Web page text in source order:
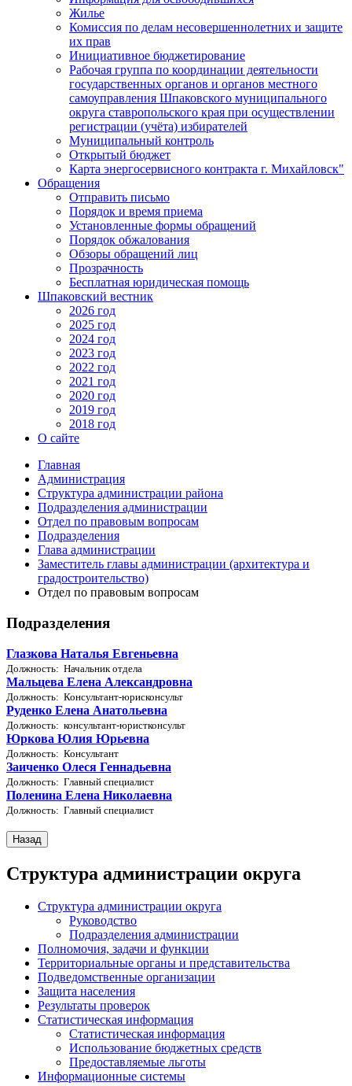
Жилье
Комиссия по делам несовершеннолетних и защите
их прав
Инициативное бюджетирование
Рабочая группа по координации деятельности
государственных органов и органов местного
самоуправления Шпаковского муниципального
округа ставропольского края при осуществлении
регистрации (учёта) избирателей
Муниципальный контроль
Открытый бюджет
Карта энергосервисного контракта г. Михайловск"
Обращения
Отправить письмо
Порядок и время приема
Установленные формы обращений
Порядок обжалования
Обзоры обращений лиц
Прозрачность
Бесплатная юридическая помощь
Шпаковский вестник
2026 год
2025 год
2024 год
2023 год
2022 год
2021 год
2020 год
2019 год
2018 год
О сайте
Главная
Администрация
Структура администрации района
Подразделения администрации
Отдел по правовым вопросам
Подразделения
Глава администрации
Заместитель главы администрации (архитектура и
градостроительство)
Отдел по правовым вопросам
Подразделения
Глазкова Наталья Евгеньевна
Должность: Начальник отдела
Мальцева Елена Александровна
Должность: Консультант-юрисконсульт
Руденко Елена Анатольевна
Должность: консультант-юристконсульт
Юркова Юлия Юрьевна
Должность: Консультант
Заиченко Олеся Геннадьевна
Должность: Главный специалист
Поленина Елена Николаевна
Должность: Главный специалист
Структура администрации округа
Структура администрации округа
Руководство
Подразделения администрации
Полномочия, задачи и функции
Территориальные органы и представительства
Подведомственные организации
Защита населения
Результаты проверок
Статистическая информация
Статистическая информация
Использование бюджетных средств
Предоставляемые льготы
Информационные системы